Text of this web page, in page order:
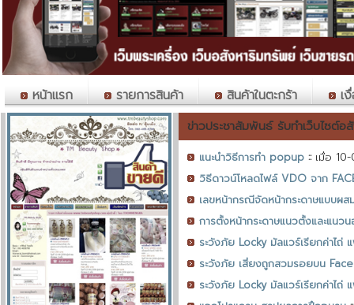
หน้าแรก รายการสินค้า สินค้าในตะกร้า เงื่
ข่าวประชาสัมพันธ์ รับทำเว็บไซต์
แนะนำวิธีการทำ popup :: เมื่อ
วิธีดาวน์โหลดไฟล์ VDO จาก
เลขหน้ากรณีจัดหน้ากระดาษแบบผ
การตั้งหน้ากระดาษแนวตั้งและแนว
ระวังภัย Locky มัลแวร์เรียกค่าไถ่
ระวังภัย เสี่ยงถูกสวมรอยบน
ระวังภัย Locky มัลแวร์เรียกค่าไถ่